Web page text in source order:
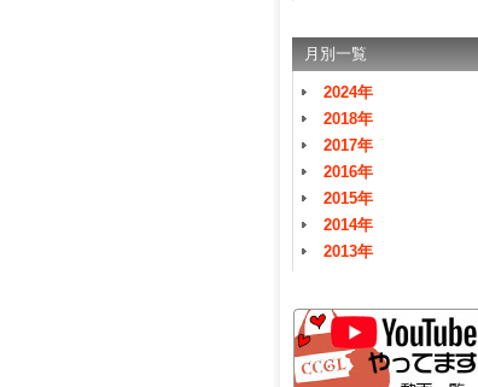
月別一覧
2024年
2018年
2017年
2016年
2015年
2014年
2013年